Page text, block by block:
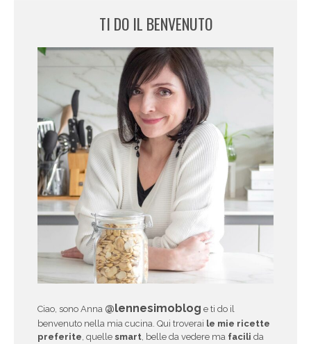
TI DO IL BENVENUTO
Ciao, sono Anna @lennesimoblog e ti do il
benvenuto nella mia cucina. Qui troverai le mie ricette
preferite, quelle smart, belle da vedere ma facili da